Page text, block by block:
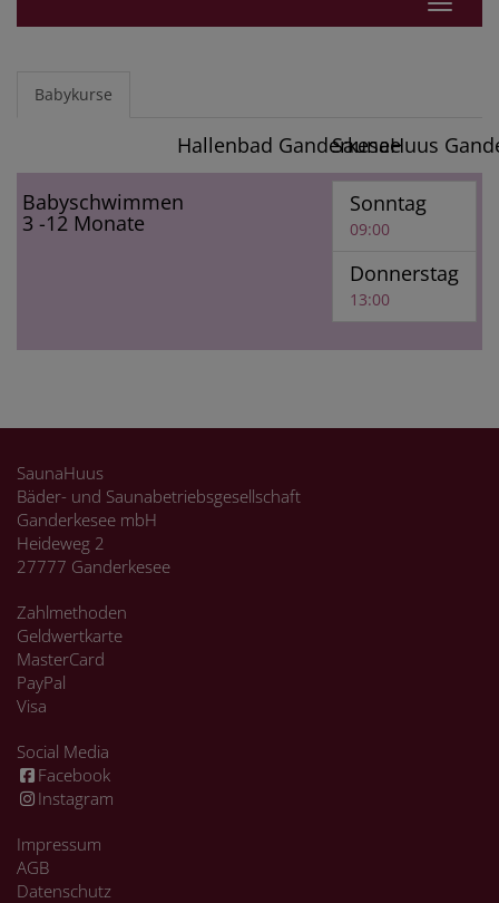
Babykurse
Hallenbad Ganderkesee
SaunaHuus
Babyschwimmen
3 -12 Monate
Sonntag
09:00
Donnerstag
13:00
SaunaHuus
Bäder- und Saunabetriebsgesellschaft
Ganderkesee mbH
Heideweg 2
27777 Ganderkesee
Zahlmethoden
Geldwertkarte
MasterCard
PayPal
Visa
Social Media
Facebook
Instagram
Impressum
AGB
Datenschutz